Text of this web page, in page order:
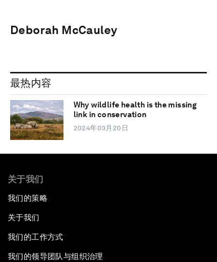
Deborah McCauley
最热内容
Why wildlife health is the missing
link in conservation
2024年03月20日
关于我们
我们的策略
关于我们
我们的工作方式
我们的领导团队与组织治理